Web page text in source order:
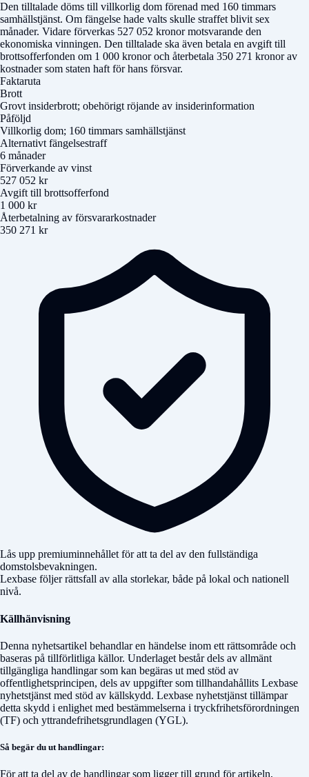
Den tilltalade döms till villkorlig dom förenad med 160 timmars
samhällstjänst. Om fängelse hade valts skulle straffet blivit sex
månader. Vidare förverkas 527 052 kronor motsvarande den
ekonomiska vinningen. Den tilltalade ska även betala en avgift till
brottsofferfonden om 1 000 kronor och återbetala 350 271 kronor av
kostnader som staten haft för hans försvar.
Faktaruta
Brott
Grovt insiderbrott; obehörigt röjande av insiderinformation
Påföljd
Villkorlig dom; 160 timmars samhällstjänst
Alternativt fängelsestraff
6 månader
Förverkande av vinst
527 052 kr
Avgift till brottsofferfond
1 000 kr
Återbetalning av försvararkostnader
350 271 kr
Lås upp premiuminnehållet för att ta del av den fullständiga
domstolsbevakningen.
Lexbase följer rättsfall av alla storlekar, både på lokal och nationell
nivå.
Källhänvisning
Denna nyhetsartikel behandlar en händelse inom ett rättsområde och
baseras på tillförlitliga källor. Underlaget består dels av allmänt
tillgängliga handlingar som kan begäras ut med stöd av
offentlighetsprincipen, dels av uppgifter som tillhandahållits Lexbase
nyhetstjänst med stöd av källskydd. Lexbase nyhetstjänst tillämpar
detta skydd i enlighet med bestämmelserna i tryckfrihetsförordningen
(TF) och yttrandefrihetsgrundlagen (YGL).
Så begär du ut handlingar:
För att ta del av de handlingar som ligger till grund för artikeln,